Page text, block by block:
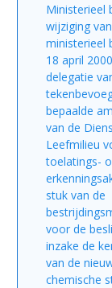
Ministerieel
wijziging
ministerieel
18 april
delegatie
bepaalde
van de
Leefmilieu
toelatings-
stuk van de
voor de
inzake de
van de
chemische